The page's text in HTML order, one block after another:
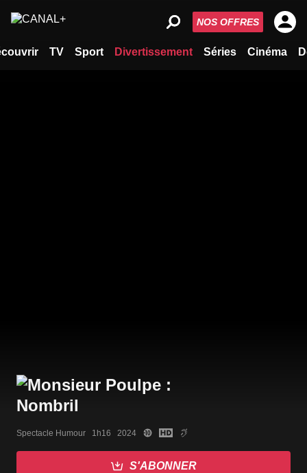
TV Sport Divertissement Séries Cinéma
NOS OFFRES
Spectacle Humour   1h16   2024
S'ABONNER